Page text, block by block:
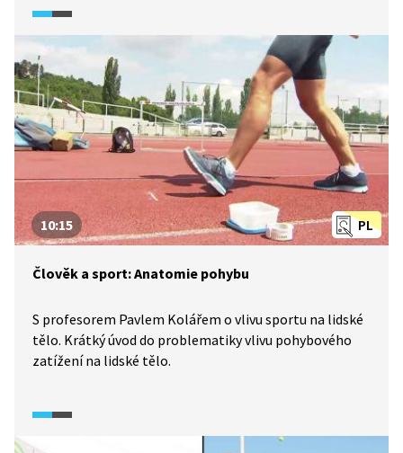
PL
10:15
Člověk a sport: Anatomie pohybu
S profesorem Pavlem Kolářem o vlivu sportu na lidské
tělo. Krátký úvod do problematiky vlivu pohybového
zatížení na lidské tělo.